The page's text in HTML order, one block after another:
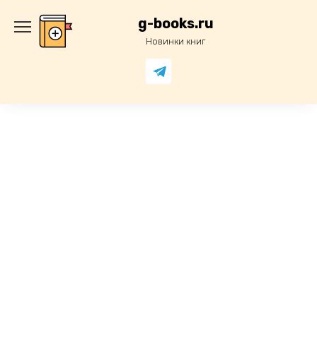
содержанию
g-books.ru
Новинки книг